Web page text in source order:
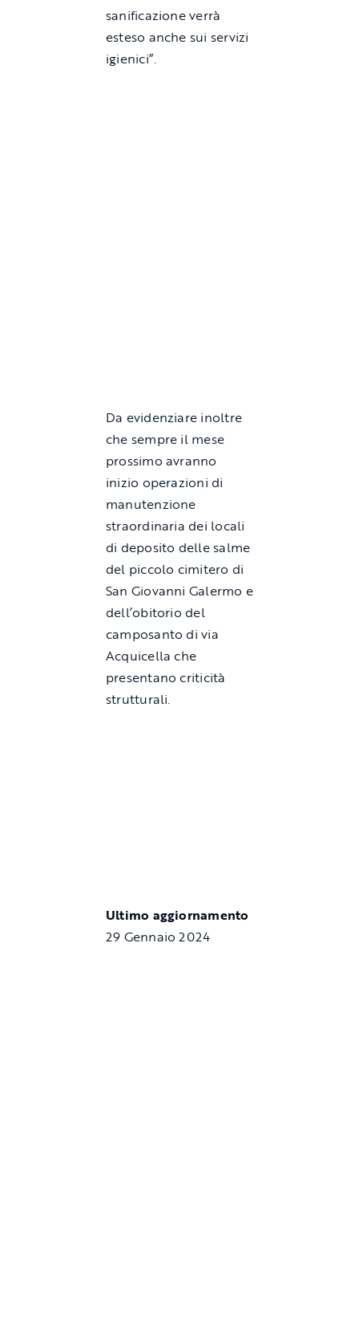
sanificazione verrà
esteso anche sui servizi
igienici”.
Da evidenziare inoltre
che sempre il mese
prossimo avranno
inizio operazioni di
manutenzione
straordinaria dei locali
di deposito delle salme
del piccolo cimitero di
San Giovanni Galermo e
dell’obitorio del
camposanto di via
Acquicella che
presentano criticità
strutturali.
Ultimo aggiornamento
29 Gennaio 2024